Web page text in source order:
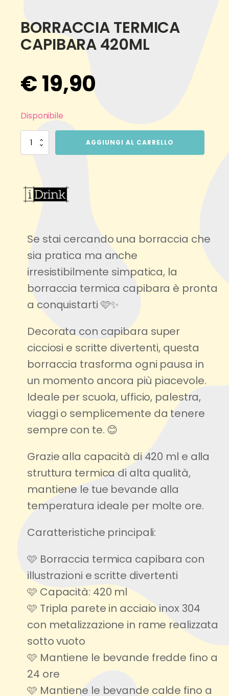
BORRACCIA TERMICA
CAPIBARA 420ML
€19,90
Disponibile
BORRACCIA
AGGIUNGI AL CARRELLO
Se stai cercando una borraccia che
sia pratica ma anche
irresistibilmente simpatica, la
borraccia termica capibara è pronta
a conquistarti 🩷✨
Decorata con capibara super
cicciosi e scritte divertenti, questa
borraccia trasforma ogni pausa in
un momento ancora più piacevole.
Ideale per scuola, ufficio, palestra,
viaggi o semplicemente da tenere
sempre con te. 😊
Grazie alla capacità di 420 ml e alla
struttura termica di alta qualità,
mantiene le tue bevande alla
temperatura ideale per molte ore.
Caratteristiche principali:
🩷 Borraccia termica capibara con
illustrazioni e scritte divertenti
🩷 Capacità: 420 ml
🩷 Tripla parete in acciaio inox 304
con metalizzazione in rame realizzata
sotto vuoto
🩷 Mantiene le bevande fredde fino a
24 ore
🩷 Mantiene le bevande calde fino a